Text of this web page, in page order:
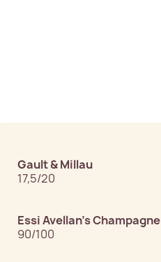
Gault & Millau
17,5/20
Essi Avellan’s Champagne
90/100